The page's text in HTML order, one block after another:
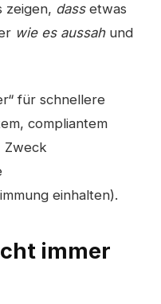
zeigen, dassetwas
wie es aussahund
für schnellere
compliantem
Zweck
einhalten).
immer